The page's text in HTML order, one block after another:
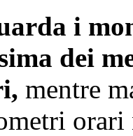
i
dei
mentre
orari